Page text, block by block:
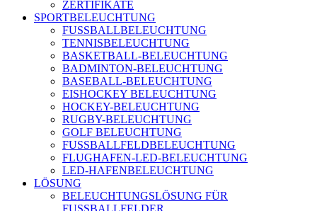
ZERTIFIKATE
SPORTBELEUCHTUNG
FUSSBALLBELEUCHTUNG
TENNISBELEUCHTUNG
BASKETBALL-BELEUCHTUNG
BADMINTON-BELEUCHTUNG
BASEBALL-BELEUCHTUNG
EISHOCKEY BELEUCHTUNG
HOCKEY-BELEUCHTUNG
RUGBY-BELEUCHTUNG
GOLF BELEUCHTUNG
FUSSBALLFELDBELEUCHTUNG
FLUGHAFEN-LED-BELEUCHTUNG
LED-HAFENBELEUCHTUNG
LÖSUNG
BELEUCHTUNGSLÖSUNG FÜR
FUSSBALLFELDER